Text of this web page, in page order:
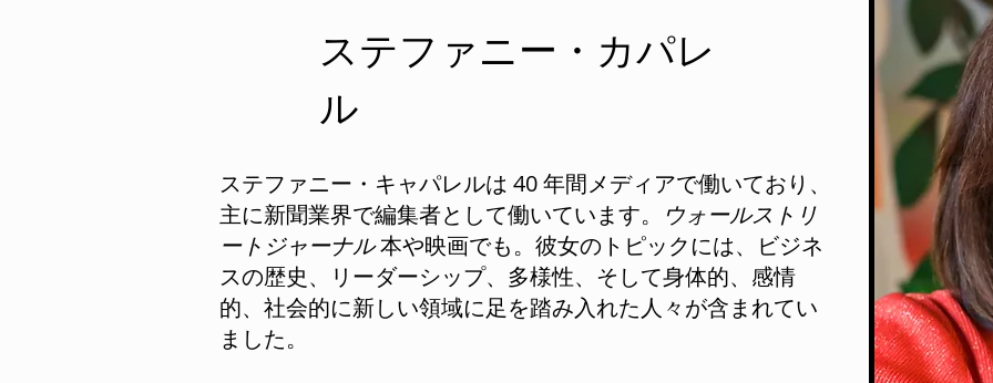
ステファニー・カパレ
ル
ステファニー・キャパレルは 40 年間メディアで働いており、
主に新聞業界で編集者として働いています。
ウォールストリ
ートジャーナル本や映画でも。彼女のトピックには、ビジネ
スの歴史、リーダーシップ、多様性、そして身体的、感情
的、社会的に新しい領域に足を踏み入れた人々が含まれてい
ました。